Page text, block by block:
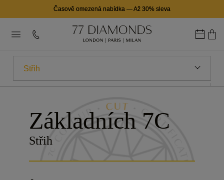
Časově omezená nabídka —Až 30% sleva
Carat
Barva
Střih
Základních 7C
Střih